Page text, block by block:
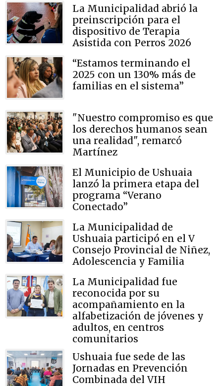
La Municipalidad abrió la
preinscripción para el
dispositivo de Terapia
Asistida con Perros 2026
“Estamos terminando el
2025 con un 130% más de
familias en el sistema”
"Nuestro compromiso es que
los derechos humanos sean
una realidad", remarcó
Martínez
El Municipio de Ushuaia
lanzó la primera etapa del
programa “Verano
Conectado”
La Municipalidad de
Ushuaia participó en el V
Consejo Provincial de Niñez,
Adolescencia y Familia
La Municipalidad fue
reconocida por su
acompañamiento en la
alfabetización de jóvenes y
adultos, en centros
comunitarios
Ushuaia fue sede de las
Jornadas en Prevención
Combinada del VIH